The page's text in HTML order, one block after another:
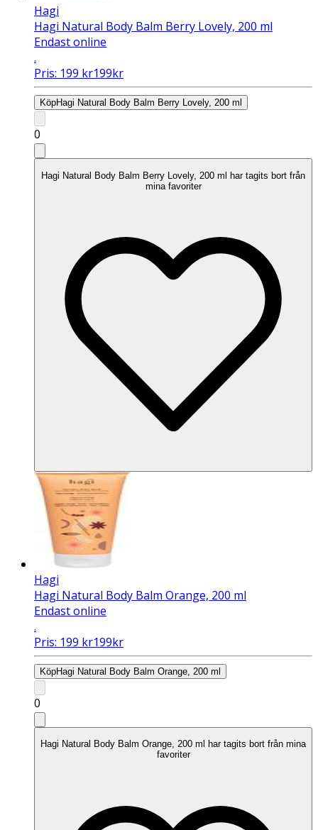
Hagi
Hagi Natural Body Balm Berry Lovely, 200 ml
Endast online
.
Pris: 199 kr199kr
KöpHagi Natural Body Balm Berry Lovely, 200 ml
0
Hagi Natural Body Balm Berry Lovely, 200 ml har tagits bort från
mina favoriter
Hagi
Hagi Natural Body Balm Orange, 200 ml
Endast online
.
Pris: 199 kr199kr
KöpHagi Natural Body Balm Orange, 200 ml
0
Hagi Natural Body Balm Orange, 200 ml har tagits bort från mina
favoriter